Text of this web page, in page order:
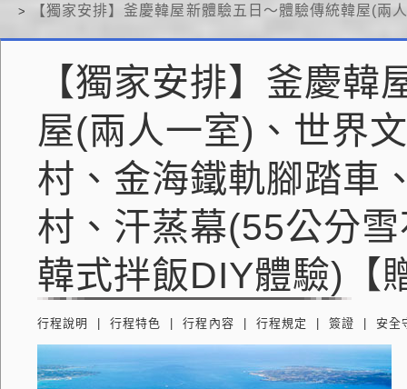
【獨家安排】釜慶韓屋新體驗五日～體驗傳統韓屋(
【獨家安排】釜慶
屋(兩人一室)、世界
村、金海鐵軌腳踏車
村、汗蒸幕(55公分
韓式拌飯DIY體驗)【
行程說明 行程特色 行程內容 行程規定 簽證 安全